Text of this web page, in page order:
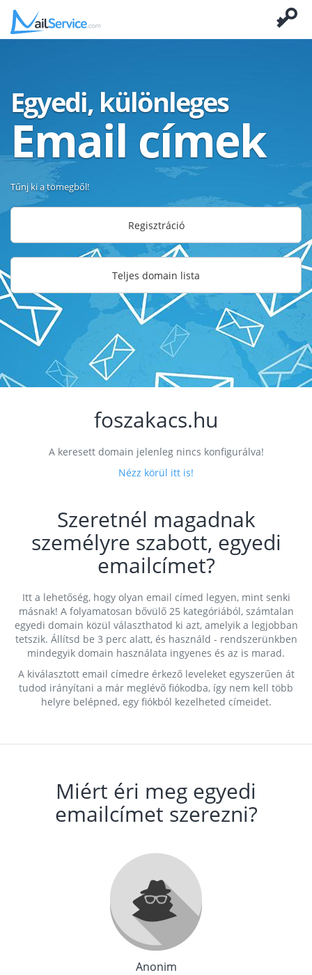
Egyedi, különleges
Email címek
Tűnj ki a tömegből!
Regisztráció
Teljes domain lista
foszakacs.hu
A keresett domain jelenleg nincs konfigurálva!
Nézz körül itt is!
Szeretnél magadnak
személyre szabott, egyedi
emailcímet?
Itt a lehetőség, hogy olyan email címed legyen, mint senki
másnak! A folyamatosan bővülő 25 kategóriából, számtalan
egyedi domain közül választhatod ki azt, amelyik a legjobban
tetszik. Állítsd be 3 perc alatt, és használd - rendszerünkben
mindegyik domain használata ingyenes és az is marad.
A kiválasztott email címedre érkező leveleket egyszerűen át
tudod irányítani a már meglévő fiókodba, így nem kell több
helyre belépned, egy fiókból kezelheted címeidet.
Miért éri meg egyedi
emailcímet szerezni?
Anonim